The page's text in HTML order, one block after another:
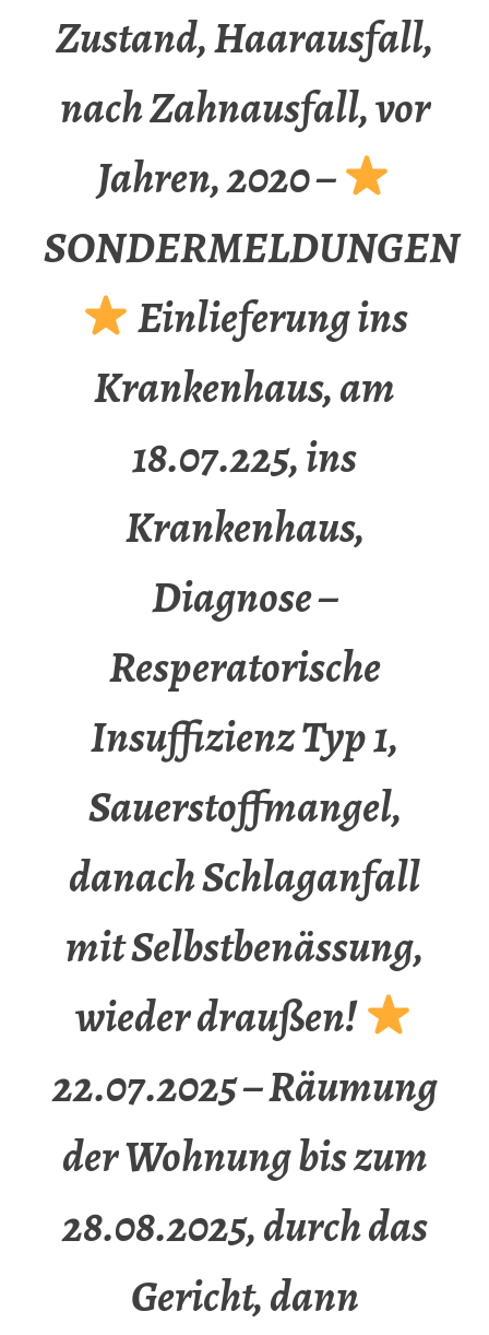
Zustand, Haarausfall,
nach Zahnausfall, vor
Jahren, 2020 –
SONDERMELDUNGEN
Einlieferung ins
Krankenhaus, am
18.07.225, ins
Krankenhaus,
Diagnose –
Resperatorische
Insuffizienz Typ 1,
Sauerstoffmangel,
danach Schlaganfall
mit Selbstbenässung,
wieder draußen!
22.07.2025 – Räumung
der Wohnung bis zum
28.08.2025, durch das
Gericht, dann